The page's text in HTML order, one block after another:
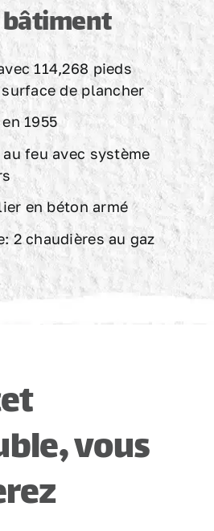
114,268 pieds
de plancher
1955
feu avec système
en béton armé
2 chaudières au gaz
vous